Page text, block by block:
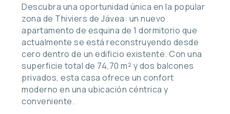
Descubra una oportunidad única en la popular
zona de Thiviers de Jávea: un nuevo
apartamento de esquina de 1 dormitorio que
actualmente se está reconstruyendo desde
cero dentro de un edificio existente. Con una
superficie total de 74,70 m² y dos balcones
privados, esta casa ofrece un confort
moderno en una ubicación céntrica y
conveniente.